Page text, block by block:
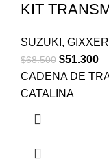
KIT
SUZUKI ,
$68.500 $51.300
CADENA DE
CATALINA